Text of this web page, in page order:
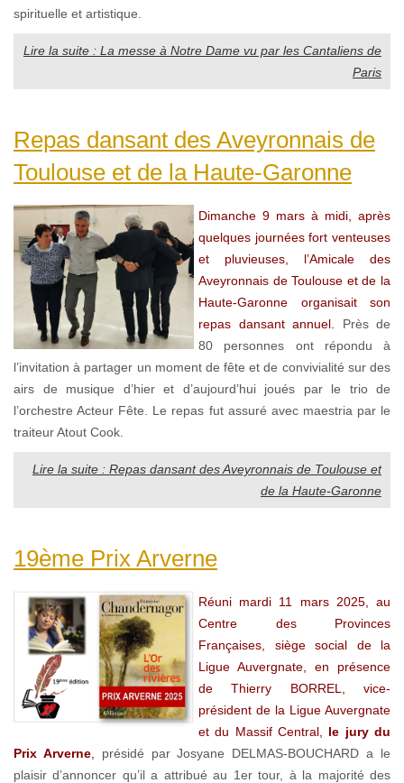
spirituelle et artistique.
Lire la suite : La messe à Notre Dame vu par les Cantaliens de
Paris
Repas dansant des Aveyronnais de
Toulouse et de la Haute-Garonne
Dimanche 9 mars à midi, après
quelques journées fort venteuses
et pluvieuses, l’Amicale des
Aveyronnais de Toulouse et de la
Haute-Garonne organisait son
repas dansant annuel.
Près de
80 personnes ont répondu à
l’invitation à partager un moment de fête et de convivialité sur des
airs de musique d’hier et d’aujourd’hui joués par le trio de
l’orchestre Acteur Fête. Le repas fut assuré avec maestria par le
traiteur Atout Cook.
Lire la suite : Repas dansant des Aveyronnais de Toulouse et
de la Haute-Garonne
19ème Prix Arverne
Réuni mardi 11 mars 2025, au
Centre des Provinces
Françaises, siège social de la
Ligue Auvergnate, en présence
de Thierry BORREL, vice-
président de la Ligue Auvergnate
et du Massif Central, le jury du
Prix Arverne,
présidé par Josyane DELMAS-BOUCHARD a le
plaisir d’annoncer qu’il a attribué au 1er tour, à la majorité des